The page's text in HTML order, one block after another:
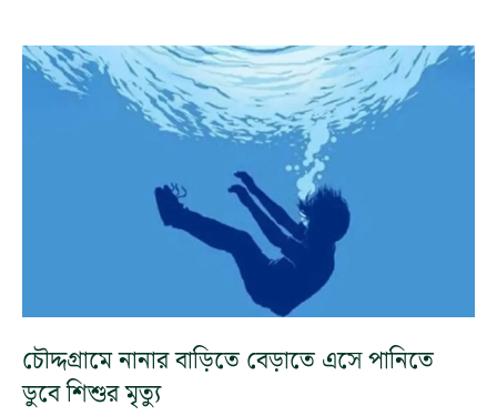
চৌদ্দগ্রামে নানার বাড়িতে বেড়াতে এসে পানিতে
ডুবে শিশুর মৃত্যু